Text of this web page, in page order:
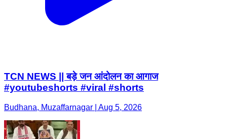
TCN NEWS || बड़े जन आंदोलन का आगाज
#youtubeshorts #viral #shorts
Budhana, Muzaffarnagar | Aug 5, 2026